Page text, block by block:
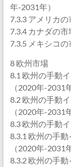
年-2031年）
7.3.3 アメリカ
7.3.4 カナダの
7.3.5 メキシコ
8 欧州市場
8.1 欧州の手動
（2020年-2031
8.2 欧州の手動
（2020年-2031
8.3 欧州の手動
8.3.1 欧州の手
（2020年-2031
8.3.2 欧州の手